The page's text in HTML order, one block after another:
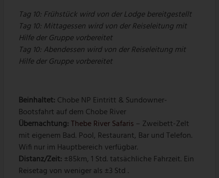
Tag 10: Frühstück wird von der Lodge bereitgestellt
Tag 10: Mittagessen wird von der Reiseleitung mit
Hilfe der Gruppe vorbereitet
Tag 10: Abendessen wird von der Reiseleitung mit
Hilfe der Gruppe vorbereitet
Beinhaltet: Chobe NP Eintritt & Sundowner-
Bootsfahrt auf dem Chobe River
Übernachtung:Thebe River Safaris – Zweibett-Zelt
mit eigenem Bad. Pool, Restaurant, Bar und Telefon.
Wifi nur im Hauptbereich verfügbar.
Distanz/Zeit: ±85km, 1 Std. tatsächliche Fahrzeit. Ein
Reisetag von weniger als ±3 Std .